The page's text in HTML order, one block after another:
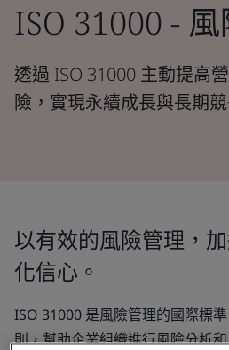
ISO 31000 -
透過 ISO 31000 主動提高
險，實現永續成長與長期競
以有效的風險管理，
化信心。
ISO 31000 是風險管理的國際標
則，幫助企業組織進行風險分析